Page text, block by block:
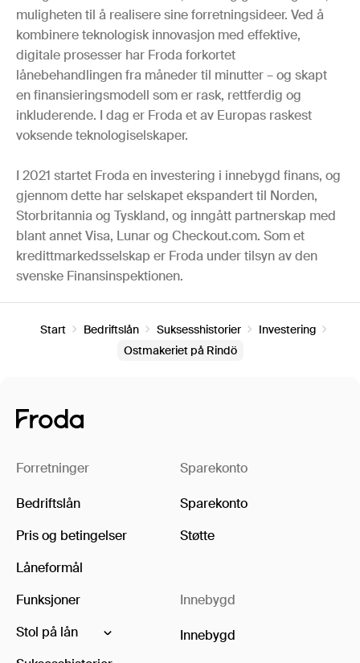
muligheten til å realisere sine forretningsideer. Ved å
kombinere teknologisk innovasjon med effektive,
digitale prosesser har Froda forkortet
lånebehandlingen fra måneder til minutter – og skapt
en finansieringsmodell som er rask, rettferdig og
inkluderende. I dag er Froda et av Europas raskest
voksende teknologiselskaper.
I 2021 startet Froda en investering i innebygd finans, og
gjennom dette har selskapet ekspandert til Norden,
Storbritannia og Tyskland, og inngått partnerskap med
blant annet Visa, Lunar og Checkout.com. Som et
kredittmarkedsselskap er Froda under tilsyn av den
svenske Finansinspektionen.
Start Bedriftslån Suksesshistorier
Investering
Ostmakeriet på Rindö
Forretninger
Bedriftslån
Pris og betingelser
Låneformål
Funksjoner
Stol på lån
Sparekonto
Sparekonto
Støtte
Innebygd
Innebygd